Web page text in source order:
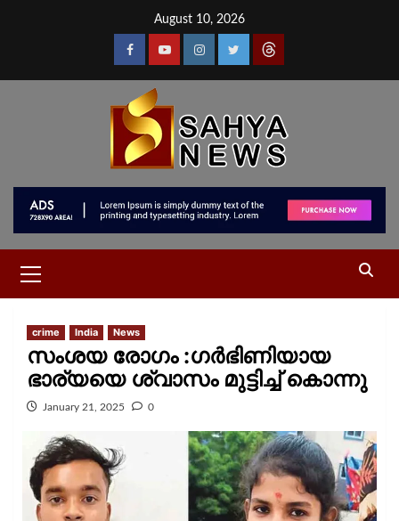
August 10, 2026
crime India News
സംശയ രോഗം :ഗര്‍ഭിണിയായ
ഭാര്യയെ ശ്വാസം മുട്ടിച്ച് കൊന്നു
January 21, 2025 0